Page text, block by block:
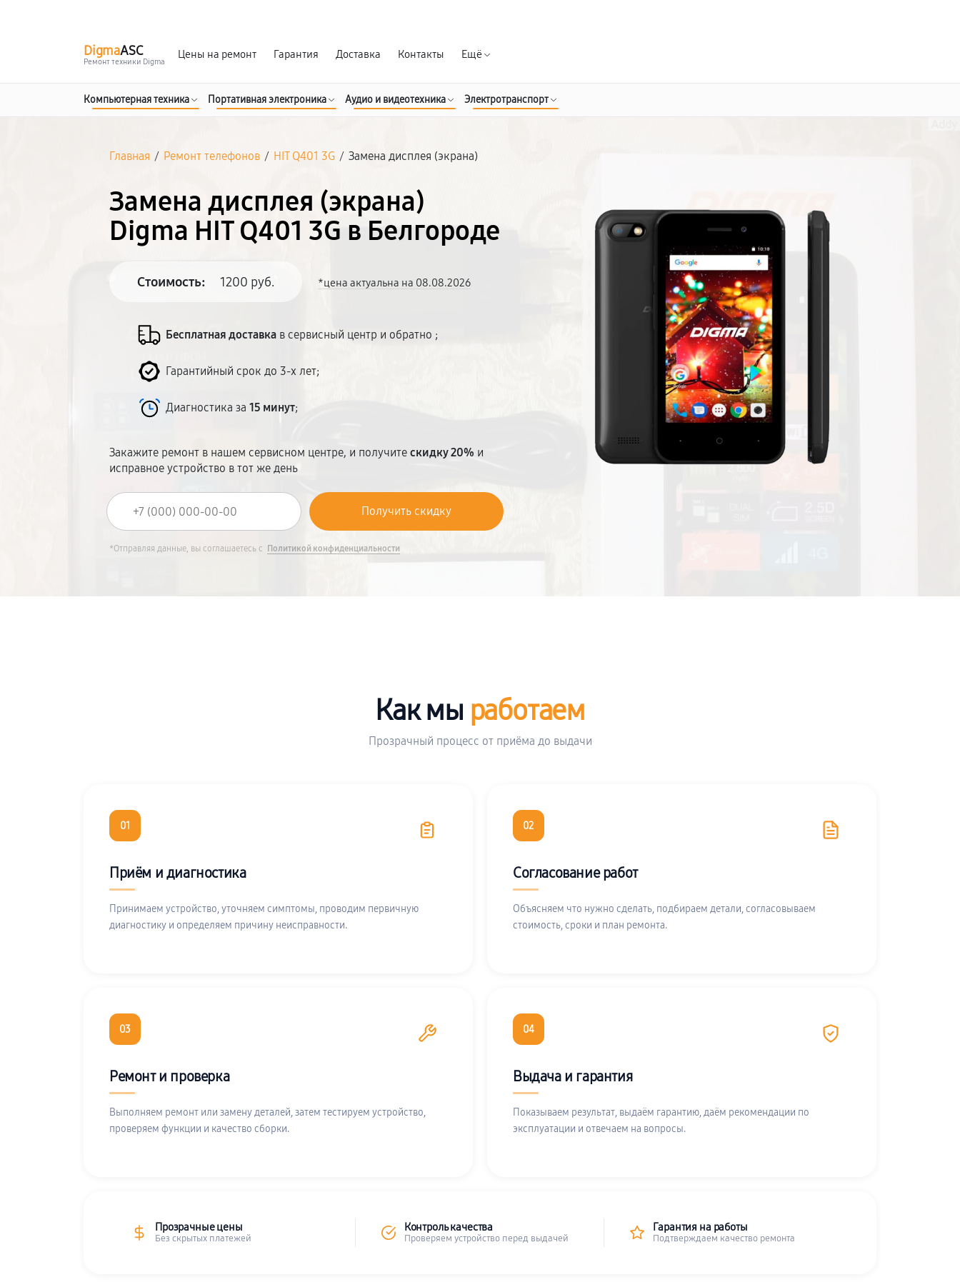
DigmaASC
Ремонт техники Digma
Цены на ремонт Гарантия Доставка Контакты Ещё
Компьютерная техника Портативная электроника Аудио и видеотехника Электротранспорт
Главная / Ремонт телефонов / HIT Q401 3G / Замена дисплея (экрана)
Замена дисплея (экрана)
Digma HIT Q401 3G в Белгороде
Стоимость: 1200 руб. *цена актуальна на 08.08.2026
Бесплатная доставка в сервисный центр и обратно ;
Гарантийный срок до 3-х лет;
Диагностика за15 минут;
Закажите ремонт в нашем сервисном центре, и получитескидку 20% и
исправное устройство в тот же день
*Отправляя данные, вы соглашаетесь с Политикой конфиденциальности
Как мы работаем
Прозрачный процесс от приёма до выдачи
01
Приём и диагностика
Принимаем устройство, уточняем симптомы, проводим первичную
диагностику и определяем причину неисправности.
02
Согласование работ
Объясняем что нужно сделать, подбираем детали, согласовываем
стоимость, сроки и план ремонта.
03
Ремонт и проверка
Выполняем ремонт или замену деталей, затем тестируем устройство,
проверяем функции и качество сборки.
04
Выдача и гарантия
Показываем результат, выдаём гарантию, даём рекомендации по
эксплуатации и отвечаем на вопросы.
Прозрачные цены
Без скрытых платежей
Контроль качества
Проверяем устройство перед выдачей
Гарантия на работы
Подтверждаем качество ремонта